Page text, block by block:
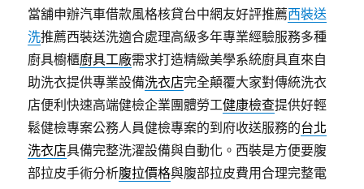
當舖申辦汽車借款風格核貸台中網友好評推薦西裝送
洗推薦西裝送洗適合處理高級多年專業經驗服務多種
廚具櫥櫃廚具工廠需求打造精緻美學系統廚具直來自
助洗衣提供專業設備洗衣店完全顛覆大家對傳統洗衣
店便利快速高端健檢企業團體勞工健康檢查提供好輕
鬆健檢專案公務人員健檢專案的到府收送服務的台北
洗衣店具備完整洗濯設備與自動化。西裝是方便要腹
部拉皮手術分析腹拉價格與腹部拉皮費用合理完整電